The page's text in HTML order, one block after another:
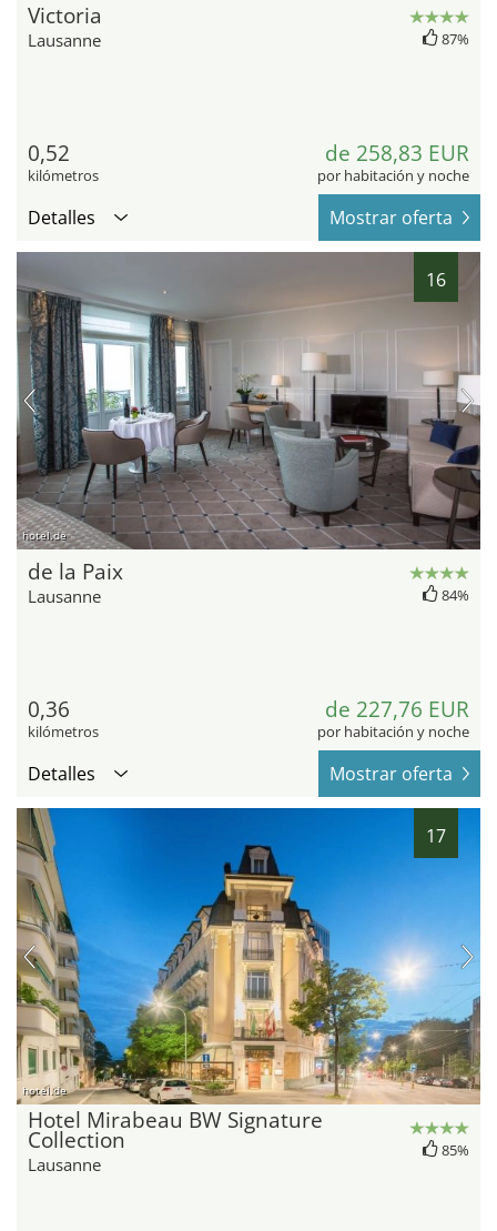
Victoria
Lausanne 87%
0,52
kilómetros
de 258,83 EUR
por habitación y noche
Detalles Mostrar oferta
16
hotel.de
de la Paix
Lausanne 84%
0,36
kilómetros
de 227,76 EUR
por habitación y noche
Detalles Mostrar oferta
17
hotel.de
Hotel Mirabeau BW Signature
Collection
Lausanne
85%